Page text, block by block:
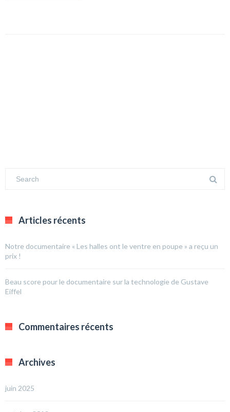
Articles récents
Notre documentaire « Les halles ont le ventre en poupe » a reçu un
prix !
Beau score pour le documentaire sur la technologie de Gustave
Eiffel
Commentaires récents
Archives
juin 2025